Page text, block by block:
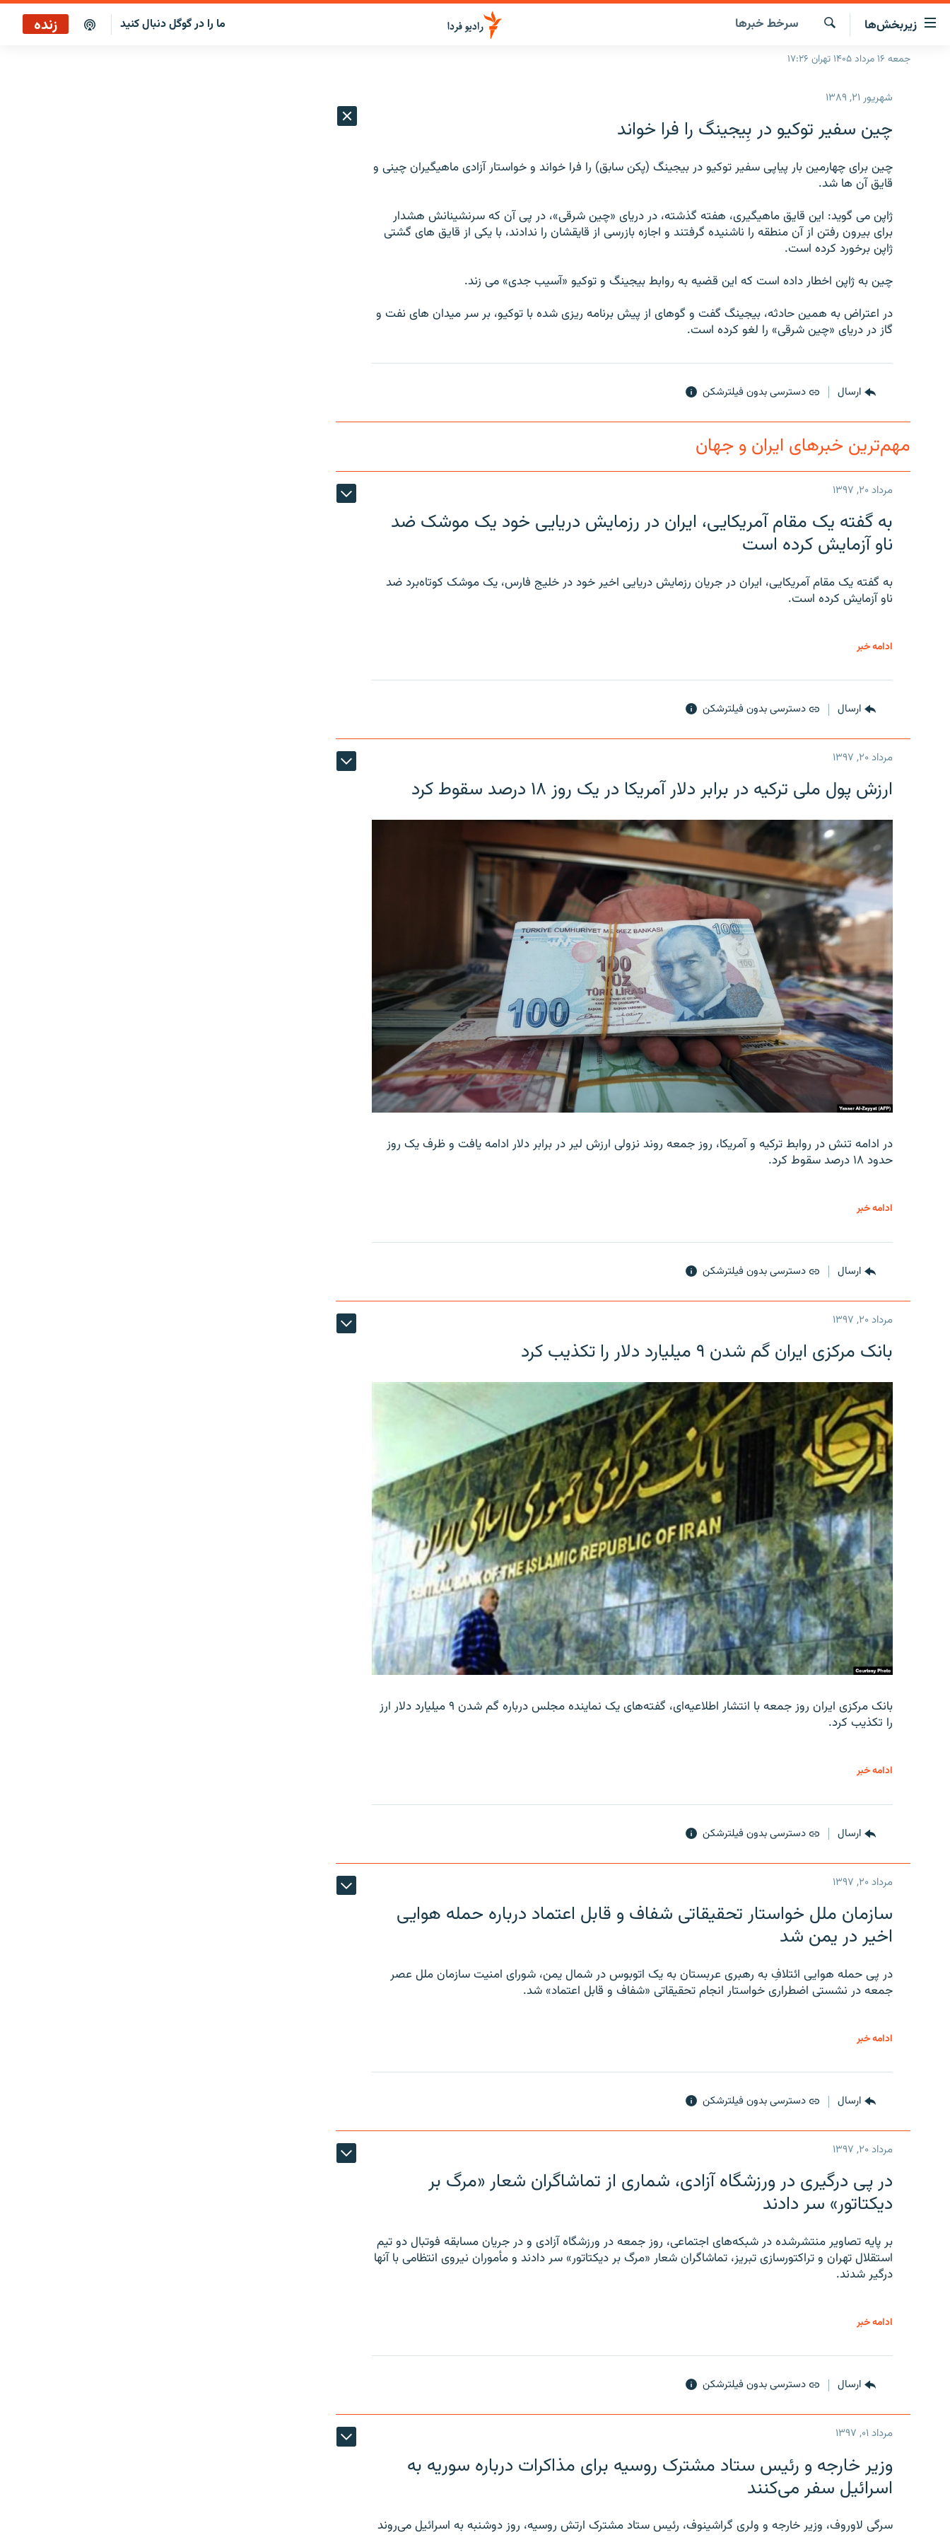
لینک‌های
قابلیت
دسترسی
زیربخش‌ها
صفحه اصلی
انتخاب کنید و بشنوید
برنامه‌های رادیویی
فرکانس‌ها
چندرسانه‌ای
گزارش‌های تصویری
گزارش‌های ویدئویی
جستجو
سرخط‌ خبرها ما را در گوگل دنبال کنید زنده
جمعه ۱۶ مرداد ۱۴۰۵ تهران ۱۷:۲۶
شهریور ۲۱, ۱۳۸۹
چین سفیر توکیو در بِیجینگ را فرا خواند
چین برای چهارمین بار پیاپی سفیر توکیو در بیجینگ (پکن سابق) را فرا خواند و خواستار آزادی ماهیگیران چینی و
قایق آن ها شد.
ژاپن می گوید: این قایق ماهیگیری، هفته گذشته، در دریای «چین شرقی»، در پی آن که سرنشینانش هشدار
برای بیرون رفتن از آن منطقه را ناشنیده گرفتند و اجازه بازرسی از قایقشان را ندادند، با یکی از قایق های گشتی
ژاپن برخورد کرده است.
چین به ژاپن اخطار داده است که این قضیه به روابط بیجینگ و توکیو «آسیب جدی» می زند.
در اعتراض به همین حادثه، بیجینگ گفت و گوهای از پیش برنامه ریزی شده با توکیو، بر سر میدان های نفت و
گاز در دریای «چین شرقی» را لغو کرده است.
ارسال دسترسی بدون فیلترشکن
مهم‌ترین خبرهای ایران و جهان
مرداد ۲۰, ۱۳۹۷
به گفته یک مقام آمریکایی، ایران در رزمایش دریایی خود یک موشک ضد
ناو آزمایش کرده است
به گفته یک مقام آمریکایی، ایران در جریان رزمایش دریایی اخیر خود در خلیج فارس، یک موشک کوتاه‌برد ضد
ناو آزمایش کرده است.
ادامه خبر
ارسال دسترسی بدون فیلترشکن
مرداد ۲۰, ۱۳۹۷
ارزش پول ملی ترکیه در برابر دلار آمریکا در یک روز ۱۸ درصد سقوط کرد
در ادامه تنش در روابط ترکیه و آمریکا، روز جمعه روند نزولی ارزش لیر در برابر دلار ادامه یافت و ظرف یک روز
حدود ۱۸ درصد سقوط کرد.
ادامه خبر
ارسال دسترسی بدون فیلترشکن
مرداد ۲۰, ۱۳۹۷
بانک مرکزی ایران گم شدن ۹ میلیارد دلار را تکذیب کرد
بانک مرکزی ایران روز جمعه با انتشار اطلاعیه‌ای، گفته‌های یک نماینده مجلس درباره گم شدن ۹ میلیارد دلار ارز
را تکذیب کرد.
ادامه خبر
ارسال دسترسی بدون فیلترشکن
مرداد ۲۰, ۱۳۹۷
سازمان ملل خواستار تحقیقاتی شفاف و قابل اعتماد درباره حمله هوایی
اخیر در یمن شد
در پی حمله هوایی ائتلافِ به رهبری عربستان به یک اتوبوس در شمال یمن، شورای امنیت سازمان ملل عصر
جمعه در نشستی اضطراری خواستار انجام تحقیقاتی «شفاف و قابل اعتماد» شد.
ادامه خبر
ارسال دسترسی بدون فیلترشکن
مرداد ۲۰, ۱۳۹۷
در پی درگیری در ورزشگاه آزادی، شماری از تماشاگران شعار «مرگ بر
دیکتاتور» سر دادند
بر پایه تصاویر منتشرشده در شبکه‌های اجتماعی، روز جمعه در ورزشگاه آزادی و در جریان مسابقه فوتبال دو تیم
استقلال تهران و تراکتورسازی تبریز، تماشاگران شعار «مرگ بر دیکتاتور» سر دادند و مأموران نیروی انتظامی با آنها
درگیر شدند.
ادامه خبر
ارسال دسترسی بدون فیلترشکن
مرداد ۰۱, ۱۳۹۷
وزیر خارجه و رئیس‌ ستاد مشترک روسیه برای مذاکرات درباره سوریه به
اسرائیل سفر می‌کنند
سرگی لاوروف، وزیر خارجه و ولری گراشینوف، رئیس ستاد مشترک ارتش روسیه، روز دوشنبه به اسرائیل می‌روند